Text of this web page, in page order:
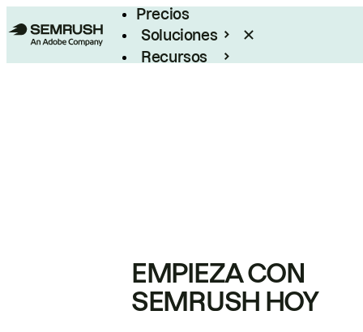
Precios
Soluciones
Recursos
EMPIEZA CON
SEMRUSH HOY